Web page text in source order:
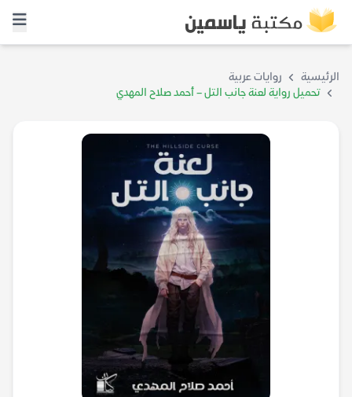
الرئيسية
روايات عربية
تحميل رواية لعنة جانب التل – أحمد صلاح المهدي